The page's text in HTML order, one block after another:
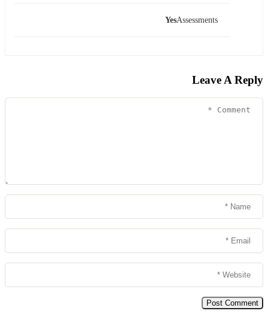
Assessments
Yes
Leave A Reply